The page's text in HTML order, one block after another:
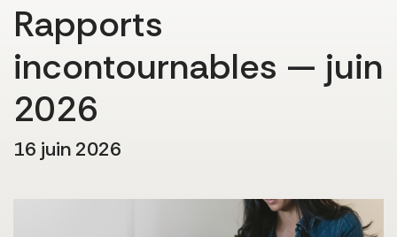
Rapports
incontournables — juin
2026
16 juin 2026